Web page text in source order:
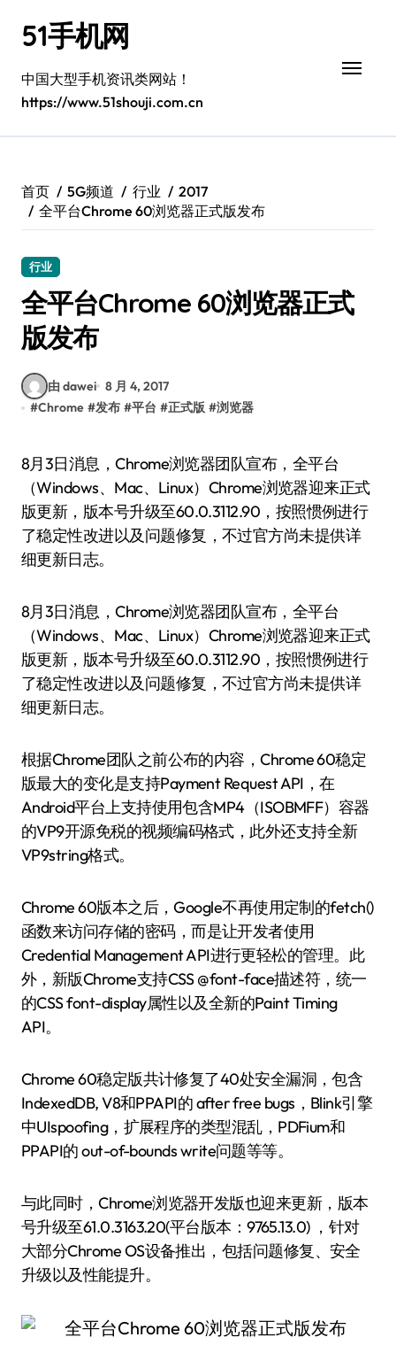
51手机网
中国大型手机资讯类网站！
https://www.51shouji.com.cn
首页 5G频道 行业
2017
全平台Chrome 60浏览器正式版发布
行业
全平台Chrome 60浏览器正式
版发布
由 dawei 8 月 4, 2017
#Chrome #发布 #平台 #正式版 #浏览器
8月3日消息，Chrome浏览器团队宣布，全平台
（Windows、Mac、Linux）Chrome浏览器迎来正式
版更新，版本号升级至60.0.3112.90，按照惯例进行
了稳定性改进以及问题修复，不过官方尚未提供详
细更新日志。
8月3日消息，Chrome浏览器团队宣布，全平台
（Windows、Mac、Linux）Chrome浏览器迎来正式
版更新，版本号升级至60.0.3112.90，按照惯例进行
了稳定性改进以及问题修复，不过官方尚未提供详
细更新日志。
根据Chrome团队之前公布的内容，Chrome 60稳定
版最大的变化是支持Payment Request API，在
Android平台上支持使用包含MP4（ISOBMFF）容器
的VP9开源免税的视频编码格式，此外还支持全新
VP9string格式。
Chrome 60版本之后，Google不再使用定制的fetch()
函数来访问存储的密码，而是让开发者使用
Credential Management API进行更轻松的管理。此
外，新版Chrome支持CSS @font-face描述符，统一
的CSS font-display属性以及全新的Paint Timing
API。
Chrome 60稳定版共计修复了40处安全漏洞，包含
IndexedDB, V8和PPAPI的 after free bugs，Blink引擎
中UIspoofing，扩展程序的类型混乱，PDFium和
PPAPI的 out-of-bounds write问题等等。
与此同时，Chrome浏览器开发版也迎来更新，版本
号升级至61.0.3163.20(平台版本：9765.13.0) ，针对
大部分Chrome OS设备推出，包括问题修复、安全
升级以及性能提升。